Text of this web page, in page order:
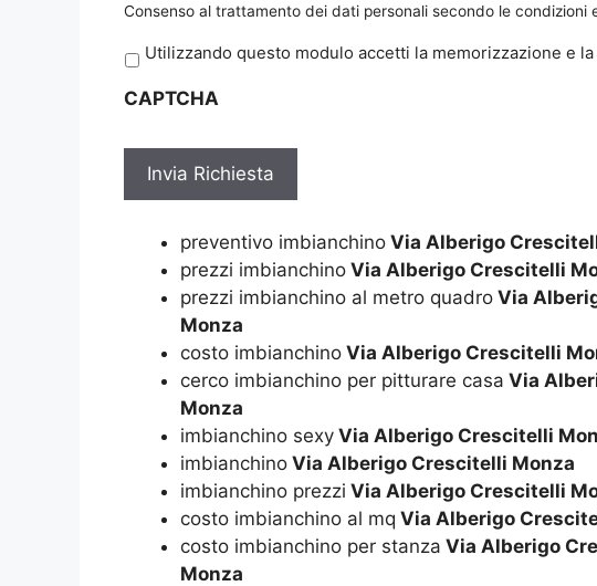
Consenso al trattamento dei dati personali secondo le condizioni
P
i
a
y
Utilizzando questo modulo accetti la memorizzazione e
CAPTCHA
preventivo imbianchino Via Alberigo
prezzi imbianchino Via Alberigo Crescitelli
prezzi imbianchino al metro quadro Via
Monza
costo imbianchino Via Alberigo Crescitelli
cerco imbianchino per pitturare casa Via
Monza
imbianchino sexy Via Alberigo Crescitelli
imbianchino Via Alberigo Crescitelli Monza
imbianchino prezzi Via Alberigo Crescitelli
costo imbianchino al mq Via Alberigo
costo imbianchino per stanza Via Alberigo
Monza